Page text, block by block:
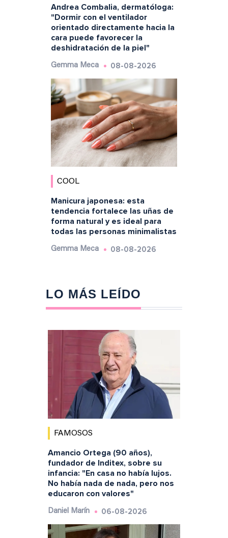
Andrea Combalia, dermatóloga:
"Dormir con el ventilador
orientado directamente hacia la
cara puede favorecer la
deshidratación de la piel"
Gemma Meca 08-08-2026
COOL
Manicura japonesa: esta
tendencia fortalece las uñas de
forma natural y es ideal para
todas las personas minimalistas
Gemma Meca 08-08-2026
LO MÁS LEÍDO
FAMOSOS
Amancio Ortega (90 años),
fundador de Inditex, sobre su
infancia: "En casa no había lujos.
No había nada de nada, pero nos
educaron con valores"
Daniel Marín 06-08-2026